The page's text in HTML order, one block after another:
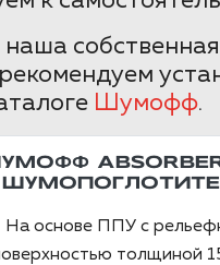
Шумофф.
На основе ППУ с
толщиной